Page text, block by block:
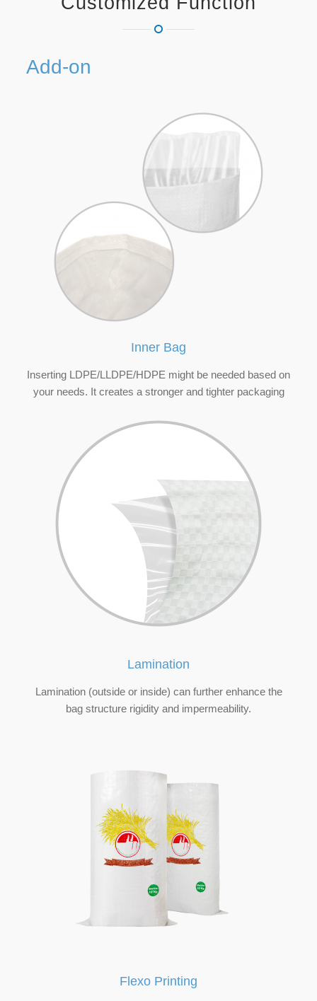
Add-on
Inner Bag
Inserting LDPE/LLDPE/HDPE might be needed based on
your needs. It creates a stronger and tighter packaging
Lamination
Lamination (outside or inside) can further enhance the
bag structure rigidity and impermeability.
Flexo Printing